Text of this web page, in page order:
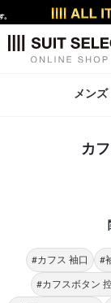
メンズ
カ
#カフス 袖口 #
#カフスボタン